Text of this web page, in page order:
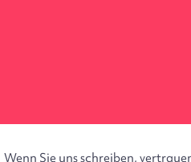
Wenn Sie uns schreiben,